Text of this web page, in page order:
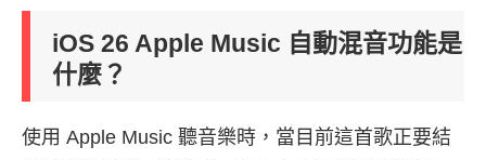
iOS 26 Apple Music 自動混音功能是
什麼？
使用 Apple Music 聽音樂時，當目前這首歌正要結